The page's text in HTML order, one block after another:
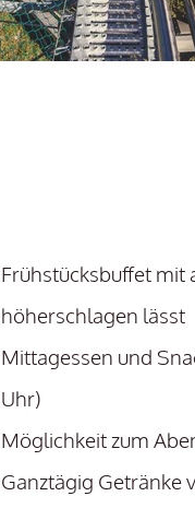
Frühstücksbuffet mit
höherschlagen lässt
Mittagessen und
Uhr)
Möglichkeit zum
Ganztägig Getränke